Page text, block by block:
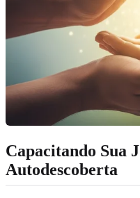
Capacitando Sua
Autodescoberta